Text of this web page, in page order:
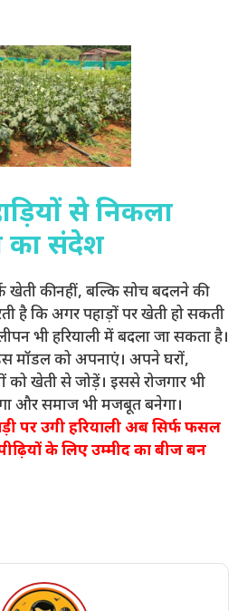
से निकला
का संदेश
खेती की नहीं, बल्कि सोच बदलने की
है कि अगर पहाड़ों पर खेती हो सकती
भी हरियाली में बदला जा सकता है।
मॉडल को अपनाएं। अपने घरों,
को खेती से जोड़ें। इससे रोजगार भी
और समाज भी मजबूत बनेगा।
पर उगी हरियाली अब सिर्फ फसल
के लिए उम्मीद का बीज बन